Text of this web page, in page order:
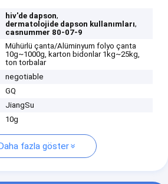
hiv'de dapson,
dermatolojide dapson kullanımları,
casnummer 80-07-9
Mühürlü çanta/Alüminyum folyo çanta
10g~1000g, karton bidonlar 1kg~25kg,
ton torbalar
negotiable
GQ
JiangSu
10g
fazla göster